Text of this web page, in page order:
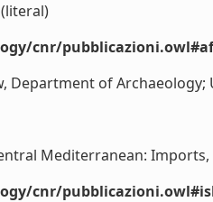
cnr/
Department of Archaeology;
Mediterranean:
cnr/